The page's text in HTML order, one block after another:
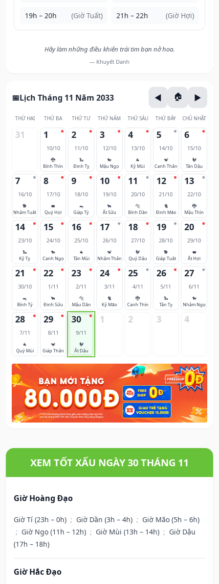
19h – 20h (Giờ Tuất) 21h – 22h (Giờ Hợi)
Hãy làm những điều khiến trái tim bạn nở hoa.
— Khuyết Danh
Lịch Tháng 11 Năm 2033
THỨ HAI THỨ BA THỨ TƯ THỨ NĂM THỨ SÁU THỨ BẢY CHỦ NHẬT
31 1
10/10
🐉
Bính Thìn
2
11/10
🐍
Đinh Tỵ
3
12/10
🐎
Mậu Ngọ
4
13/10
🐐
Kỷ Mùi
5
14/10
🐒
Canh Thân
6
15/10
🐓
Tân Dậu
7
16/10
🐕
Nhâm Tuất
8
17/10
🐖
Quý Hợi
9
18/10
🐀
Giáp Tý
10
19/10
🐂
Ất Sửu
11
20/10
🐅
Bính Dần
12
21/10
🐈
Đinh Mão
13
22/10
🐉
Mậu Thìn
14
23/10
🐍
Kỷ Tỵ
15
24/10
🐎
Canh Ngọ
16
25/10
🐐
Tân Mùi
17
26/10
🐒
Nhâm Thân
18
27/10
🐓
Quý Dậu
19
28/10
🐕
Giáp Tuất
20
29/10
🐖
Ất Hợi
21
30/10
🐀
Bính Tý
22
1/11
🐂
Đinh Sửu
23
2/11
🐅
Mậu Dần
24
3/11
🐈
Kỷ Mão
25
4/11
🐉
Canh Thìn
26
5/11
🐍
Tân Tỵ
27
6/11
🐎
Nhâm Ngọ
28
7/11
🐐
Quý Mùi
29
8/11
🐒
Giáp Thân
30
9/11
🐓
Ất Dậu
1 2 3 4
XEM TỐT XẤU NGÀY 30 THÁNG 11
Giờ Hoàng Đạo
Giờ Tí (23h – 0h) ; Giờ Dần (3h – 4h) ; Giờ Mão (5h – 6h)
; Giờ Ngọ (11h – 12h) ; Giờ Mùi (13h – 14h) ; Giờ Dậu
(17h – 18h)
Giờ Hắc Đạo